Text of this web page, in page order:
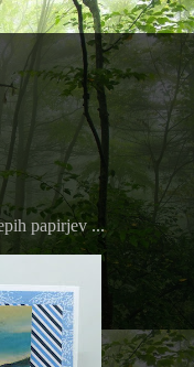
papirjev ...